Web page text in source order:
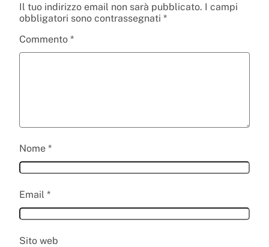
Il tuo indirizzo email non sarà pubblicato. I campi
obbligatori sono contrassegnati *
Commento *
Nome *
Email *
Sito web